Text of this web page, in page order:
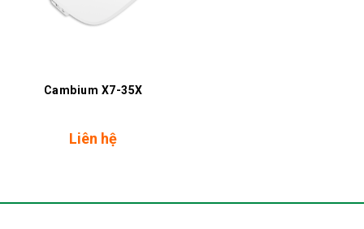
Cambium X7-35X
Liên hệ